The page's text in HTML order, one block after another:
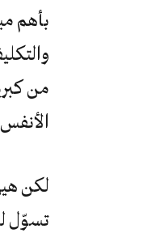
بأهم
من
لكن
تسوّل